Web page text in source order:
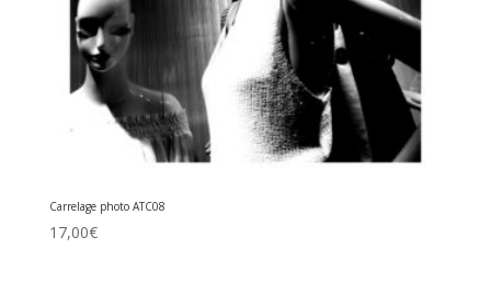
Carrelage photo ATC08
17,00€